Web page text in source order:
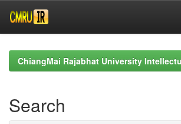
navigationChiangMai Rajabhat University
Search